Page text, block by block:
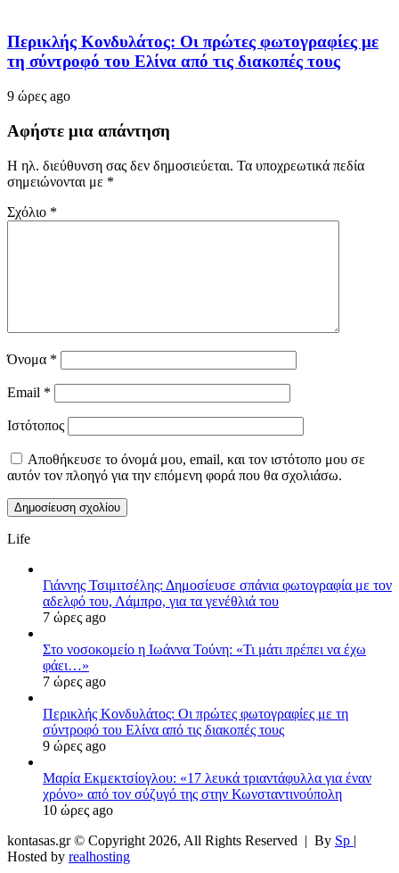
Περικλής Κονδυλάτος: Οι πρώτες φωτογραφίες με
τη σύντροφό του Ελίνα από τις διακοπές τους
9 ώρες ago
Αφήστε μια απάντηση
Η ηλ. διεύθυνση σας δεν δημοσιεύεται. Τα υποχρεωτικά πεδία
σημειώνονται με *
Σχόλιο *
Όνομα *
Email *
Ιστότοπος
Αποθήκευσε το όνομά μου, email, και τον ιστότοπο μου σε
αυτόν τον πλοηγό για την επόμενη φορά που θα σχολιάσω.
Life
Γιάννης Τσιμιτσέλης: Δημοσίευσε σπάνια φωτογραφία με τον
αδελφό του, Λάμπρο, για τα γενέθλιά του
7 ώρες ago
Στο νοσοκομείο η Ιωάννα Τούνη: «Τι μάτι πρέπει να έχω
φάει…»
7 ώρες ago
Περικλής Κονδυλάτος: Οι πρώτες φωτογραφίες με τη
σύντροφό του Ελίνα από τις διακοπές τους
9 ώρες ago
Μαρία Εκμεκτσίογλου: «17 λευκά τριαντάφυλλα για έναν
χρόνο» από τον σύζυγό της στην Κωνσταντινούπολη
10 ώρες ago
kontasas.gr © Copyright 2026, All Rights Reserved | By Sp |
Hosted by realhosting